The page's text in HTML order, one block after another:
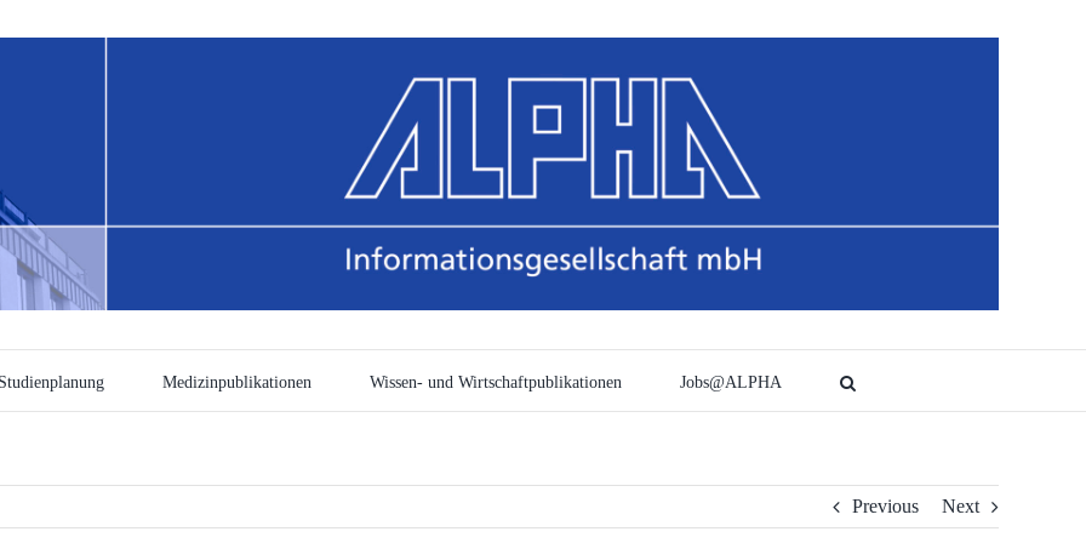
Medizinpublikationen Wissen- und Wirtschaftpublikationen Jobs@ALPHA
Previous Next